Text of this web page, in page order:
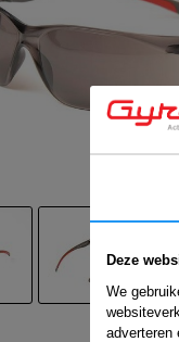
Deze
We
adverteren